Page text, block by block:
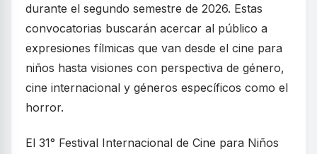
durante el segundo semestre de 2026. Estas
convocatorias buscarán acercar al público a
expresiones fílmicas que van desde el cine para
niños hasta visiones con perspectiva de género,
cine internacional y géneros específicos como el
horror.
El 31° Festival Internacional de Cine para Niños